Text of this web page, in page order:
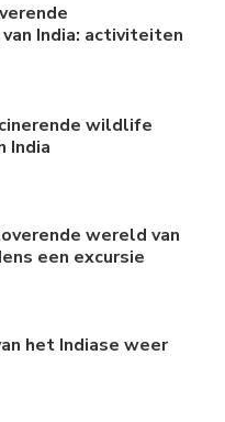
India: activiteiten
wildlife
India
wereld van
een excursie
het Indiase weer